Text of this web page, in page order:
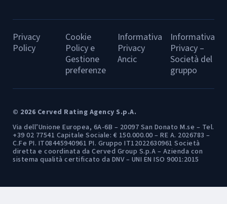
Privacy
Policy
Cookie
Policy e
Gestione
preferenze
Informativa
Privacy
Ancic
Informativa
Privacy –
Società del
gruppo
© 2026 Cerved Rating Agency S.p.A.
Via dell’Unione Europea, 6A-6B – 20097 San Donato M.se – Tel.
+39 02 77541 Capitale Sociale: € 150.000.00 – RE A. 2026783 –
C.Fe PI. IT08445940961 PI. Gruppo IT12022630961 Società
diretta e coordinata da Cerved Group S.p.A – Azienda con
sistema qualità certificato da DNV – UNI EN ISO 9001:2015